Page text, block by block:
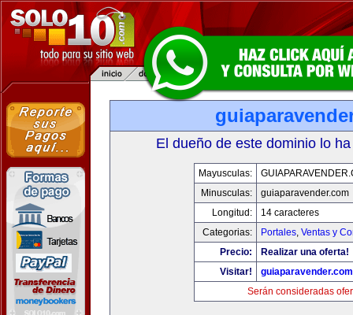
El dueño de este dominio lo
Mayusculas:
Minusculas:
guiaparavender.com
Longitud:
14 caracteres
Categorias:
Portales, Ventas y
Precio:
Realizar una oferta!
Visitar!
guiaparavender.com
Serán consideradas